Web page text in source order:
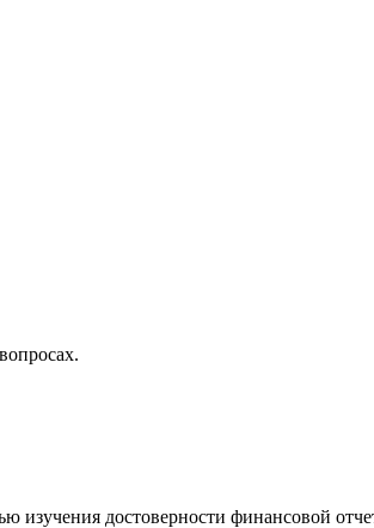
изучения достоверности финансовой